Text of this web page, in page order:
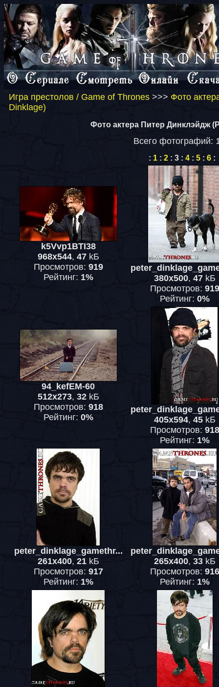
Игра престолов / Game of Thrones >>> Фото
Dinklage)
Фото актера Питер Динклэйдж
Всего фотографий:
: 1: 2: 3: 4: 5: 6:
k5Vvp1BTI38
968x544, 47kБ
Просмотров: 919
Рейтинг: 1%
380x500, 47kБ
Просмотров: 919
Рейтинг: 0%
94_kefEM-60
512x273, 32kБ
Просмотров: 918
Рейтинг: 0%
405x594, 45kБ
Просмотров: 918
Рейтинг: 1%
peter_dinklage_gamethr...
261x400, 21kБ
Просмотров: 917
Рейтинг: 1%
265x400, 33kБ
Просмотров: 916
Рейтинг: 1%